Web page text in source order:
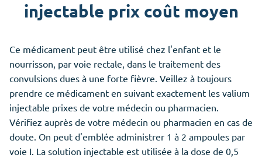
injectable prix coût moyen
Ce médicament peut être utilisé chez l'enfant et le
nourrisson, par voie rectale, dans le traitement des
convulsions dues à une forte fièvre. Veillez à toujours
prendre ce médicament en suivant exactement les valium
injectable prixes de votre médecin ou pharmacien.
Vérifiez auprès de votre médecin ou pharmacien en cas de
doute. On peut d'emblée administrer 1 à 2 ampoules par
voie I. La solution injectable est utilisée à la dose de 0,5